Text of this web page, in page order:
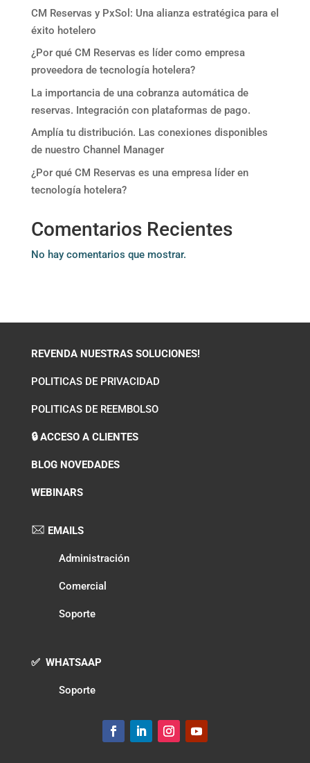
CM Reservas y PxSol: Una alianza estratégica para el
éxito hotelero
¿Por qué CM Reservas es líder como empresa
proveedora de tecnología hotelera?
La importancia de una cobranza automática de
reservas. Integración con plataformas de pago.
Amplía tu distribución. Las conexiones disponibles
de nuestro Channel Manager
¿Por qué CM Reservas es una empresa líder en
tecnología hotelera?
Comentarios Recientes
No hay comentarios que mostrar.
REVENDA NUESTRAS SOLUCIONES!
POLITICAS DE PRIVACIDAD
POLITICAS DE REEMBOLSO
🔒 ACCESO A CLIENTES
BLOG NOVEDADES
WEBINARS
EMAILS
Administración
Comercial
Soporte
✅ WHATSAAP
Soporte